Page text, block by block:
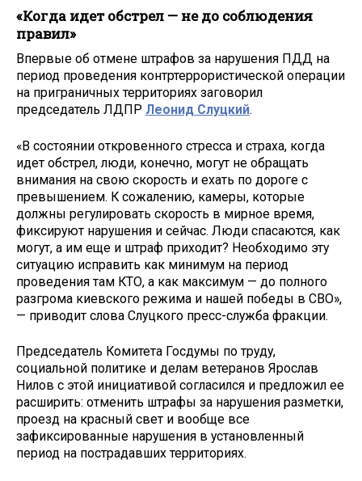
«Когда идет обстрел — не до соблюдения
правил»
Впервые об отмене штрафов за нарушения ПДД на
период проведения контртеррористической операции
на приграничных территориях заговорил
председатель ЛДПР Леонид Слуцкий.
«В состоянии откровенного стресса и страха, когда
идет обстрел, люди, конечно, могут не обращать
внимания на свою скорость и ехать по дороге с
превышением. К сожалению, камеры, которые
должны регулировать скорость в мирное время,
фиксируют нарушения и сейчас. Люди спасаются, как
могут, а им еще и штраф приходит? Необходимо эту
ситуацию исправить как минимум на период
проведения там КТО, а как максимум — до полного
разгрома киевского режима и нашей победы в СВО»,
— приводит слова Слуцкого пресс-служба фракции.
Председатель Комитета Госдумы по труду,
социальной политике и делам ветеранов Ярослав
Нилов с этой инициативой согласился и предложил ее
расширить: отменить штрафы за нарушения разметки,
проезд на красный свет и вообще все
зафиксированные нарушения в установленный
период на пострадавших территориях.